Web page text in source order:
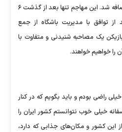
تابستانی به جمع سرخ‌پوشان اضافه شد. این مهاجم تنها بعد از گذشت ۶
توافق با مدیریت باشگاه از جمع
یک مصاحبه شنیدنی و متفاوت با
را خواهیم خواهند.
راضی بودم و باید بگویم که در کنار
خیلی خوب نتوانستم کشور ایران را
این کشور و مکان‌های جذابی که دارد،